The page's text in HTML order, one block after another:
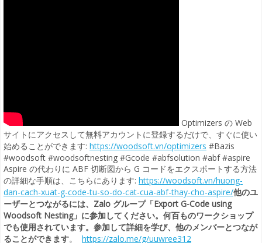
Optimizers の Web
サイトにアクセスして無料アカウントに登録するだけで、すぐに使い
始めることができます: https://woodsoft.vn/optimizers #Bazis
#woodsoft #woodsoftnesting #Gcode #abfsolution #abf #aspire
Aspire の代わりに ABF 切断図から G コードをエクスポートする方法
の詳細な手順は、こちらにあります: https://woodsoft.vn/huong-
dan-cach-xuat-g-code-tu-so-do-cat-cua-abf-thay-cho-aspire/他のユ
ーザーとつながるには、Zalo グループ「Export G-Code using
Woodsoft Nesting」に参加してください。何百ものワークショップ
でも使用されています。参加して詳細を学び、他のメンバーとつなが
ることができます。 https://zalo.me/g/uuwree312